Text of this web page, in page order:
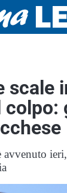
scale
colpo:
avvenuto